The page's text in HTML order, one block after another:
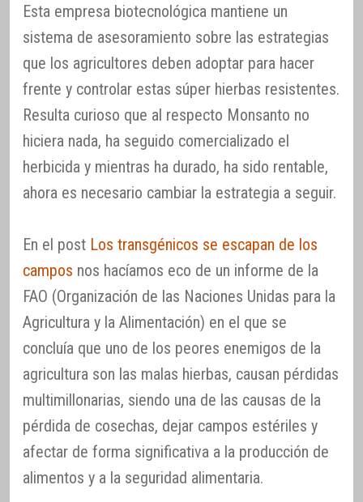
Esta empresa biotecnológica mantiene un
sistema de asesoramiento sobre las estrategias
que los agricultores deben adoptar para hacer
frente y controlar estas súper hierbas resistentes.
Resulta curioso que al respecto Monsanto no
hiciera nada, ha seguido comercializado el
herbicida y mientras ha durado, ha sido rentable,
ahora es necesario cambiar la estrategia a seguir.
En el post Los transgénicos se escapan de los
campos nos hacíamos eco de un informe de la
FAO (Organización de las Naciones Unidas para la
Agricultura y la Alimentación) en el que se
concluía que uno de los peores enemigos de la
agricultura son las malas hierbas, causan pérdidas
multimillonarias, siendo una de las causas de la
pérdida de cosechas, dejar campos estériles y
afectar de forma significativa a la producción de
alimentos y a la seguridad alimentaria.